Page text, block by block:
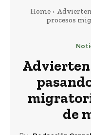
Home
procesos
Advierten
de